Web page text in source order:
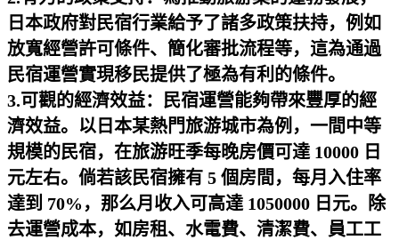
日本政府對民宿行業給予了諸多政策扶持，例如
放寬經營許可條件、簡化審批流程等，這為通過
民宿運營實現移民提供了極為有利的條件。
3.可觀的經濟效益：民宿運營能夠帶來豐厚的經
濟效益。以日本某熱門旅游城市為例，一間中等
規模的民宿，在旅游旺季每晚房價可達 10000 日
元左右。倘若該民宿擁有 5 個房間，每月入住率
達到 70%，那么月收入可高達 1050000 日元。除
去運營成本，如房租、水電費、清潔費、員工工